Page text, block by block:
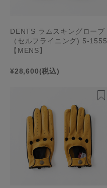
DENTS ラムスキングローブ
（セルフライニング) 5-1555
【MENS】
¥28,600(税込)